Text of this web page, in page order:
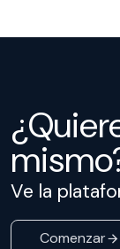
Ve la
Comenzar